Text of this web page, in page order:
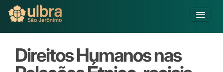
Buscar
Direitos Humanos nas